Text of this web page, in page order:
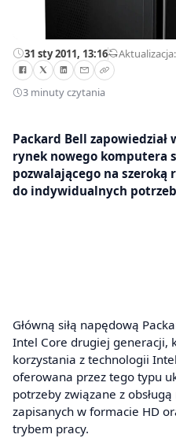
31 sty 2011, 13:16—Aktualizacja:
3 minuty czytania
Packard Bell
rynek nowego komputera
pozwalającego na
do indywidualnych
Główną siłą napędową
Intel Core drugiej generacji,
korzystania z technologii
oferowana przez tego typu
potrzeby związane z
zapisanych w formacie HD
trybem pracy.